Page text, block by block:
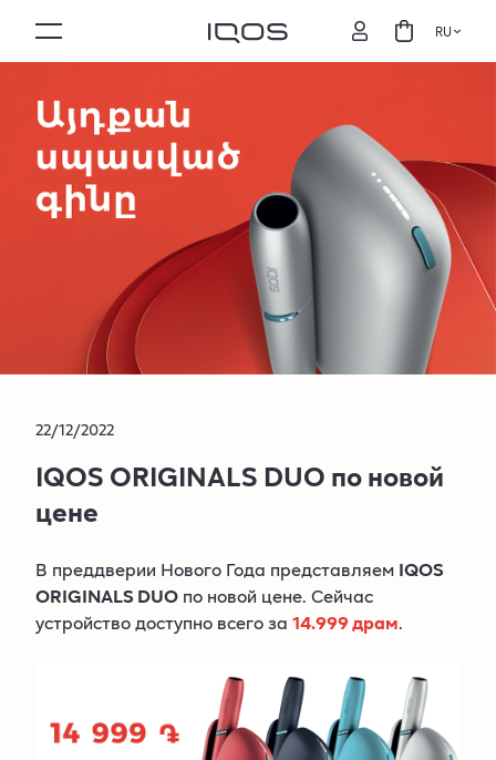
RU
22/12/2022
IQOS ORIGINALS DUO по новой
цене
В преддверии Нового Года представляем IQOS
ORIGINALS DUO по новой цене. Сейчас
устройство доступно всего за 14.999 драм.